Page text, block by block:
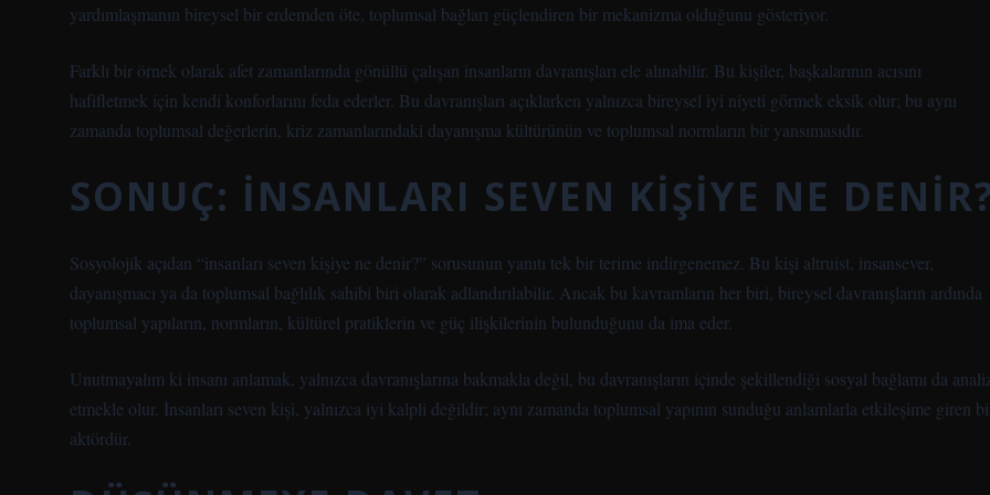
yardımlaşmanın bireysel bir erdemden öte, toplumsal bağları güçlendiren bir mekanizma olduğunu gösteriyor.
Farklı bir örnek olarak afet zamanlarında gönüllü çalışan insanların davranışları ele alınabilir. Bu kişiler, başkalarının acısını
hafifletmek için kendi konforlarını feda ederler. Bu davranışları açıklarken yalnızca bireysel iyi niyeti görmek eksik olur; bu aynı
zamanda toplumsal değerlerin, kriz zamanlarındaki dayanışma kültürünün ve toplumsal normların bir yansımasıdır.
SONUÇ: İNSANLARI SEVEN KIŞIYE NE
Sosyolojik açıdan “insanları seven kişiye ne denir?” sorusunun yanıtı tek bir terime indirgenemez. Bu kişi altruist, insansever,
dayanışmacı ya da toplumsal bağlılık sahibi biri olarak adlandırılabilir. Ancak bu kavramların her biri, bireysel davranışların ardında
toplumsal yapıların, normların, kültürel pratiklerin ve güç ilişkilerinin bulunduğunu da ima eder.
Unutmayalım ki insanı anlamak, yalnızca davranışlarına bakmakla değil, bu davranışların içinde şekillendiği sosyal bağlamı da
etmekle olur. İnsanları seven kişi, yalnızca iyi kalpli değildir; aynı zamanda toplumsal yapının sunduğu anlamlarla etkileşime giren
aktördür.